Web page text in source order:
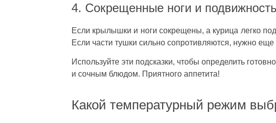
4. Сокрещенные ноги и подвижность
Если крылышки и ноги сокрещены, а курица легко
Если части тушки сильно сопротивляются, нужно
Используйте эти подсказки, чтобы определить
и сочным блюдом. Приятного аппетита!
Какой температурный режим